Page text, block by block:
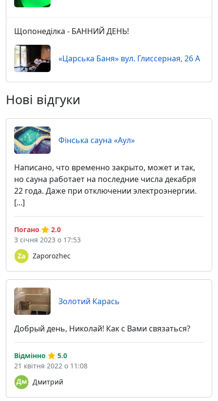
Щопонеділка - БАННИЙ ДЕНЬ!
«Царська Баня» вул. Глиссерная, 26 А
Нові відгуки
Фінська сауна «Аул»
Написано, что временно закрыто, может и так,
но сауна работает на последние числа декабря
22 года. Даже при отключении электроэнергии.
[...]
Zaporozhec
Погано
2.0
3 січня 2023 о 17:53
Золотий Карась
Добрый день, Николай! Как с Вами связаться?
Дмитрий
Відмінно
5.0
21 квітня 2022 о 11:08